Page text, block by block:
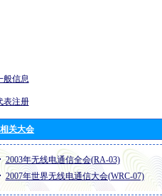
般信息
表注册
相关大会
2003年无线电通信全会(RA-03)
2007年世界无线电通信大会(WRC-07)